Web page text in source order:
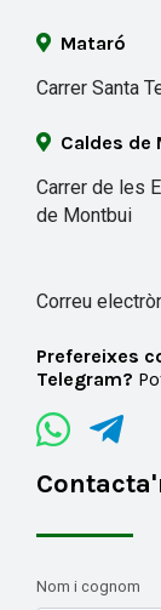
Mataró
Carrer Santa
Caldes de
Carrer de les
de Montbui
Correu
Prefereixes
Telegram?
Nom i cognom